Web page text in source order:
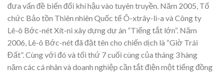
đưa vấn đề biến đổi khí hậu vào tuyên truyền. Năm 2005, Tổ
chức Bảo tồn Thiên nhiên Quốc tế Ô-xtrây-li-a và Công ty
Lê-ô Bớc-nét Xít-ni xây dựng dự án “Tiếng tắt lớn”. Năm
2006, Lê-ô Bớc-nét đã đặt tên cho chiến dịch là “Giờ Trái
Đất”. Cùng với đó và tối thứ 7 cuối cùng của tháng 3 hàng
năm các cá nhân và doanh nghiệp cần tắt điện một tiếng đồng